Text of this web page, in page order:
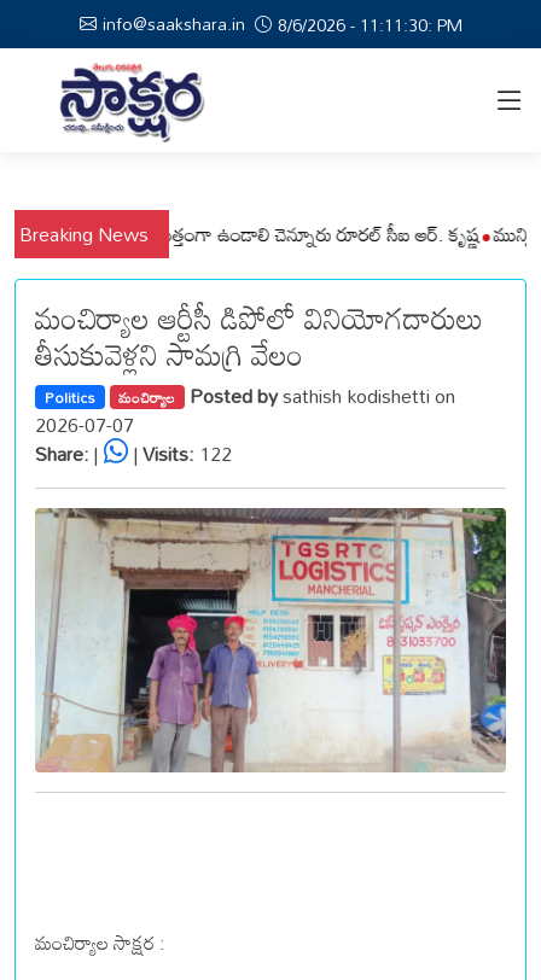
info@saakshara.in 8/6/2026 - 11:11:31: PM
Breaking News
ప్రజలు అప్రమత్తంగా ఉండాలి చెన్నూరు రూరల్ సీఐ ఆర్. కృష్ణ మున్సిపల్
మంచిర్యాల ఆర్టీసీ డిపోలో వినియోగదారులు
తీసుకువెళ్లని సామగ్రి వేలం
Politics మంచిర్యాల Posted bysathish kodishetti on
2026-07-07
Share:| |Visits: 122
మంచిర్యాల సాక్షర :